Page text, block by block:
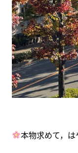
本物求めて，は